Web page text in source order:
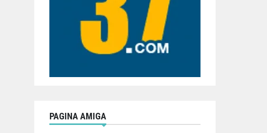
PAGINA AMIGA